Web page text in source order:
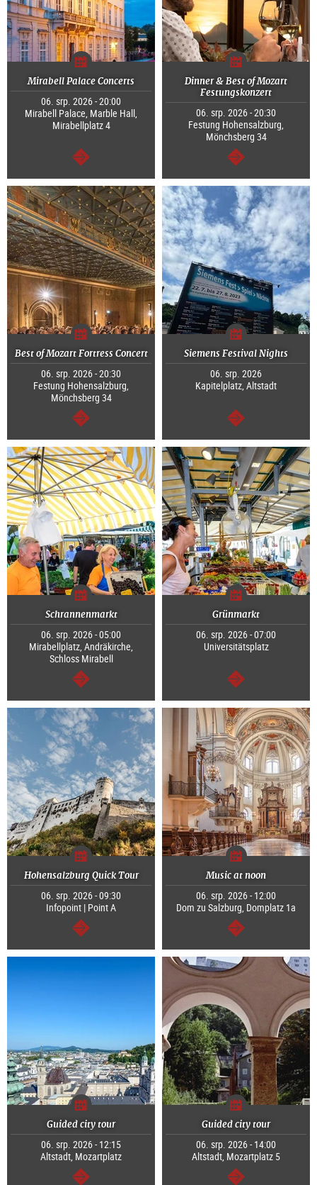
Mirabell Palace Concerts
06. srp. 2026 - 20:00
Mirabell Palace, Marble Hall,
Mirabellplatz 4
continue
Dinner & Best of Mozart
Festungskonzert
06. srp. 2026 - 20:30
Festung Hohensalzburg,
Mönchsberg 34
continue
Best of Mozart Fortress Concert
06. srp. 2026 - 20:30
Festung Hohensalzburg,
Mönchsberg 34
continue
Siemens Festival Nights
06. srp. 2026
Kapitelplatz, Altstadt
continue
Schrannenmarkt
06. srp. 2026 - 05:00
Mirabellplatz, Andräkirche,
Schloss Mirabell
continue
Grünmarkt
06. srp. 2026 - 07:00
Universitätsplatz
continue
Hohensalzburg Quick Tour
06. srp. 2026 - 09:30
Infopoint | Point A
continue
Music at noon
06. srp. 2026 - 12:00
Dom zu Salzburg, Domplatz 1a
continue
Guided city tour
06. srp. 2026 - 12:15
Altstadt, Mozartplatz
Guided city tour
06. srp. 2026 - 14:00
Altstadt, Mozartplatz 5